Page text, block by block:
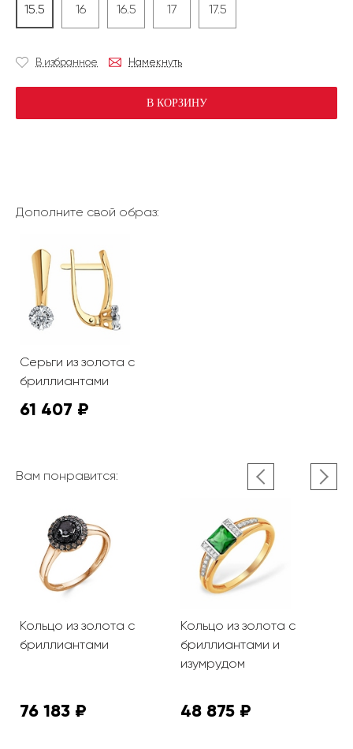
15.5 16 16.5 17 17.5
В избранное Намекнуть
В КОРЗИНУ
Дополните свой образ:
Серьги из золота с
бриллиантами
61 407 ₽
Вам понравится:
Кольцо из золота с
бриллиантами
76 183 ₽
Кольцо из золота с
бриллиантами и
изумрудом
48 875 ₽